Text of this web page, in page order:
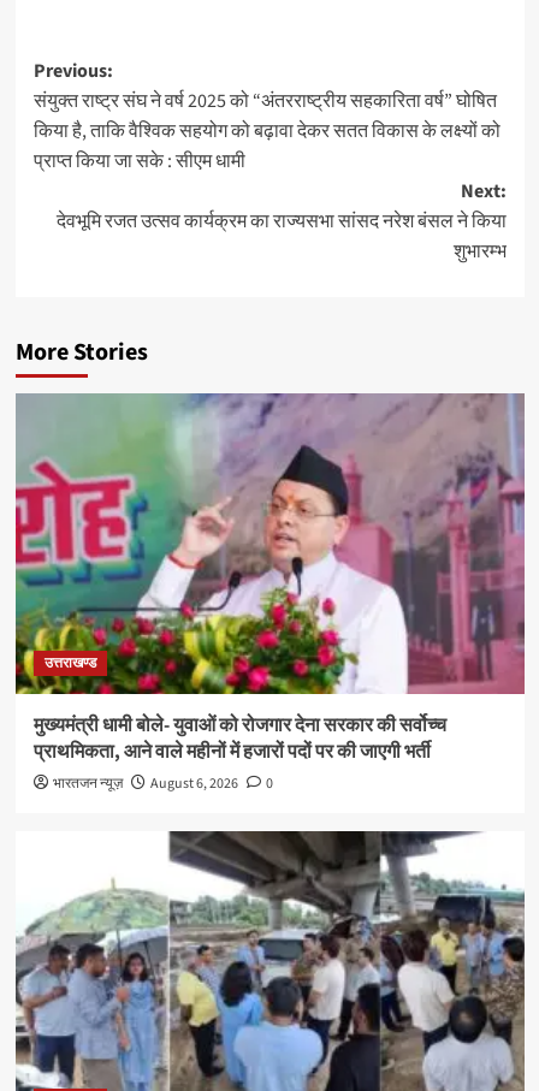
Post
navigation
Previous:
संयुक्त राष्ट्र संघ ने वर्ष 2025 को “अंतरराष्ट्रीय सहकारिता वर्ष” घोषित
किया है, ताकि वैश्विक सहयोग को बढ़ावा देकर सतत विकास के लक्ष्यों को
प्राप्त किया जा सके : सीएम धामी
Next:
देवभूमि रजत उत्सव कार्यक्रम का राज्यसभा सांसद नरेश बंसल ने किया
शुभारम्भ
More Stories
उत्तराखण्ड
मुख्यमंत्री धामी बोले- युवाओं को रोजगार देना सरकार की सर्वोच्च
प्राथमिकता, आने वाले महीनों में हजारों पदों पर की जाएगी भर्ती
भारतजन न्यूज़ August 6, 2026 0